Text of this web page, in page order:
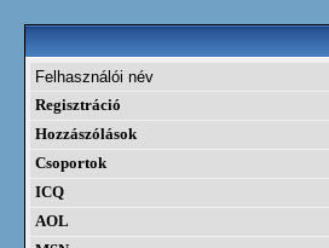
Felhasználói név
Regisztráció
Hozzászólások
Csoportok
ICQ
AOL